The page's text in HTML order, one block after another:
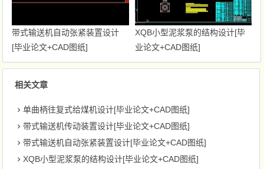
带式输送机自动张紧装置设计
[毕业论文+CAD图纸]
XQB小型泥浆泵的结构设计[毕
业论文+CAD图纸]
相关文章
单曲柄往复式给煤机设计[毕业论文+CAD图纸]
带式输送机传动装置设计[毕业论文+CAD图纸]
带式输送机自动张紧装置设计[毕业论文+CAD图纸]
XQB小型泥浆泵的结构设计[毕业论文+CAD图纸]